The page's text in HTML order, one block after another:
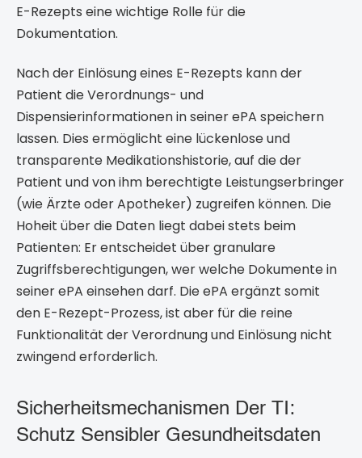
E-Rezepts eine wichtige Rolle für die
Dokumentation.
Nach der Einlösung eines E-Rezepts kann der
Patient die Verordnungs- und
Dispensierinformationen in seiner ePA speichern
lassen. Dies ermöglicht eine lückenlose und
transparente Medikationshistorie, auf die der
Patient und von ihm berechtigte Leistungserbringer
(wie Ärzte oder Apotheker) zugreifen können. Die
Hoheit über die Daten liegt dabei stets beim
Patienten: Er entscheidet über granulare
Zugriffsberechtigungen, wer welche Dokumente in
seiner ePA einsehen darf. Die ePA ergänzt somit
den E-Rezept-Prozess, ist aber für die reine
Funktionalität der Verordnung und Einlösung nicht
zwingend erforderlich.
Sicherheitsmechanismen Der TI:
Schutz Sensibler Gesundheitsdaten